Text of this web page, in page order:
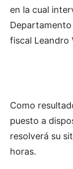
en la cual
fiscal Leandro
Como
puesto a
resolverá su
horas.